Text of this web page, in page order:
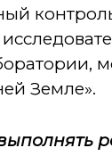
Земле».